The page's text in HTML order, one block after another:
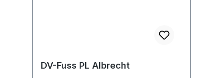
DV-Fuss PL Albrecht